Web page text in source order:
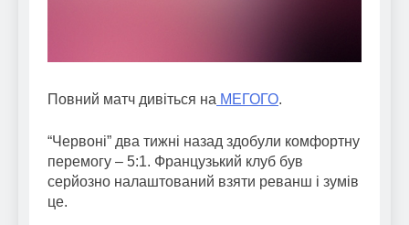
Повний матч дивіться на МЕГОГО.
“Червоні” два тижні назад здобули комфортну
перемогу – 5:1. Французький клуб був
серйозно налаштований взяти реванш і зумів
це.